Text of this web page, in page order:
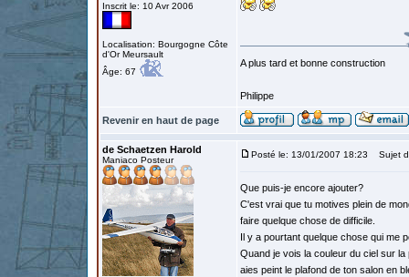
Inscrit le: 10 Avr 2006
Localisation: Bourgogne Côte
d'Or Meursault
Âge: 67
A plus tard et bonne construction
Philippe
Revenir en haut de page
de Schaetzen Harold
Maniaco Posteur
Posté le: 13/01/2007 18:23 Sujet
Que puis-je encore ajouter?
C'est vrai que tu motives plein de
faire quelque chose de difficile.
Il y a pourtant quelque chose qui me
Quand je vois la couleur du ciel sur
aies peint le plafond de ton salon en